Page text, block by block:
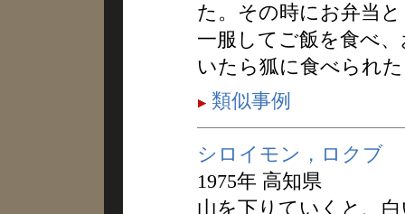
た。その時にお弁当
一服してご飯を食べ
いたら狐に食べられ
類似事例
シロイモン，ロクブ
1975年 高知県
山を下りていくと、